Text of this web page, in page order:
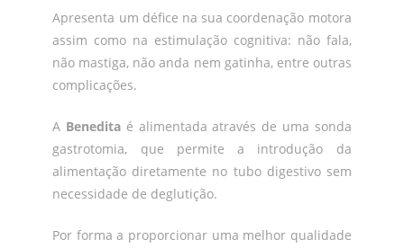
Apresenta um défice na sua coordenação motora
assim como na estimulação cognitiva: não fala,
não mastiga, não anda nem gatinha, entre outras
complicações.
A Benedita é alimentada através de uma sonda
gastrotomia, que permite a introdução da
alimentação diretamente no tubo digestivo sem
necessidade de deglutição.
Por forma a proporcionar uma melhor qualidade